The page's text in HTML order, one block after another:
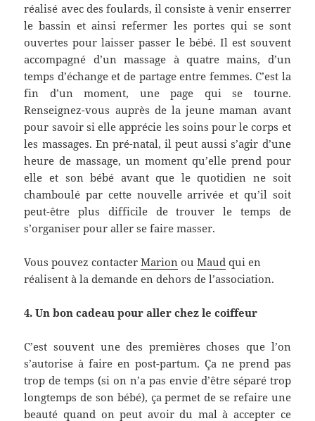
réalisé avec des foulards, il consiste à venir enserrer
le bassin et ainsi refermer les portes qui se sont
ouvertes pour laisser passer le bébé. Il est souvent
accompagné d’un massage à quatre mains, d’un
temps d’échange et de partage entre femmes. C’est la
fin d’un moment, une page qui se tourne.
Renseignez-vous auprès de la jeune maman avant
pour savoir si elle apprécie les soins pour le corps et
les massages. En pré-natal, il peut aussi s’agir d’une
heure de massage, un moment qu’elle prend pour
elle et son bébé avant que le quotidien ne soit
chamboulé par cette nouvelle arrivée et qu’il soit
peut-être plus difficile de trouver le temps de
s’organiser pour aller se faire masser.
Vous pouvez contacterMarion ouMaud qui en
réalisent à la demande en dehors de l’association.
4. Un bon cadeau pour aller chez le coiffeur
C’est souvent une des premières choses que l’on
s’autorise à faire en post-partum. Ça ne prend pas
trop de temps (si on n’a pas envie d’être séparé trop
longtemps de son bébé), ça permet de se refaire une
beauté quand on peut avoir du mal à accepter ce